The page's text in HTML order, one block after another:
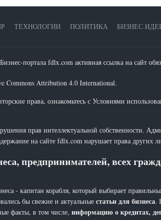
ТЕХНОЛОГИИ ПОЛИТИКА БИЗНЕС
портала fdlx.com активная ссылка на сайт
Commons Attribution 4.0 International.
права, ознакомьтесь с Условиями
прав интеллектуальной собственности.
на сайте fdlx.com нарушает права других
предпринимателей, всех
- капитан корабля, который выбирает
бы свежие и актуальные статьи для бизнеса.
факты, в том числе, информацию о кредитах,